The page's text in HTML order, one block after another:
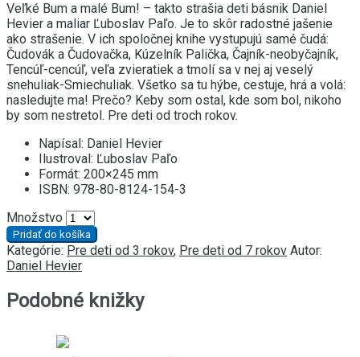
Veľké Bum a malé Bum! – takto strašia deti básnik Daniel
Hevier a maliar Ľuboslav Paľo. Je to skôr radostné jašenie
ako strašenie. V ich spoločnej knihe vystupujú samé čudá:
Čudovák a Čudovačka, Kúzelník Palička, Čajník-neobyčajník,
Tencúľ-cencúľ, veľa zvieratiek a tmolí sa v nej aj veselý
snehuliak-Smiechuliak. Všetko sa tu hýbe, cestuje, hrá a volá:
nasledujte ma! Prečo? Keby som ostal, kde som bol, nikoho
by som nestretol. Pre deti od troch rokov.
Napísal: Daniel Hevier
Ilustroval: Ľuboslav Paľo
Formát: 200×245 mm
ISBN: 978-80-8124-154-3
Množstvo
Pridať do košíka
Kategórie: Pre deti od 3 rokov, Pre deti od 7 rokov Autor:
Daniel Hevier
Podobné knižky